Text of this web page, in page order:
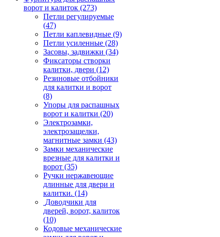
ворот и калиток (273)
Петли регулируемые
(47)
Петли каплевидные (9)
Петли усиленные (28)
Засовы, задвижки (34)
Фиксаторы створки
калитки, двери (12)
Резиновые отбойники
для калитки и ворот
(8)
Упоры для распашных
ворот и калитки (20)
Электрозамки,
электрозащелки,
магнитные замки (43)
Замки механические
врезные для калитки и
ворот (35)
Ручки нержавеющие
длинные для двери и
калитки. (14)
Доводчики для
дверей, ворот, калиток
(10)
Кодовые механические